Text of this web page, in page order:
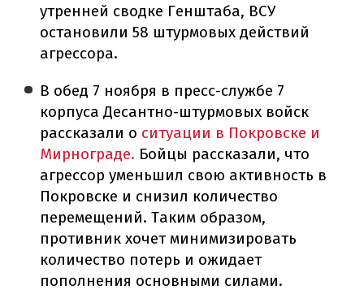
утренней сводке Генштаба, ВСУ
остановили 58 штурмовых действий
агрессора.
В обед 7 ноября в пресс-службе 7
корпуса Десантно-штурмовых войск
рассказали о ситуации в Покровске и
Мирнограде. Бойцы рассказали, что
агрессор уменьшил свою активность в
Покровске и снизил количество
перемещений. Таким образом,
противник хочет минимизировать
количество потерь и ожидает
пополнения основными силами.